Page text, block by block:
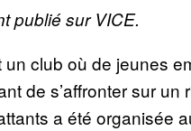
publié sur VICE.
un club où de jeunes
de s’affronter sur
a été organisée